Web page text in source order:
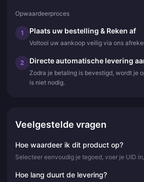
Opwaardeerproces
1 Plaats uw bestelling & Reken af
Voltooi uw aankoop veilig via ons
2 Directe automatische levering
Zodra je betaling is bevestigd, wordt je
is niet nodig.
Veelgestelde vragen
Hoe waardeer ik dit product op?
Selecteer eenvoudig je tegoed, voer je UID
Hoe lang duurt de levering?